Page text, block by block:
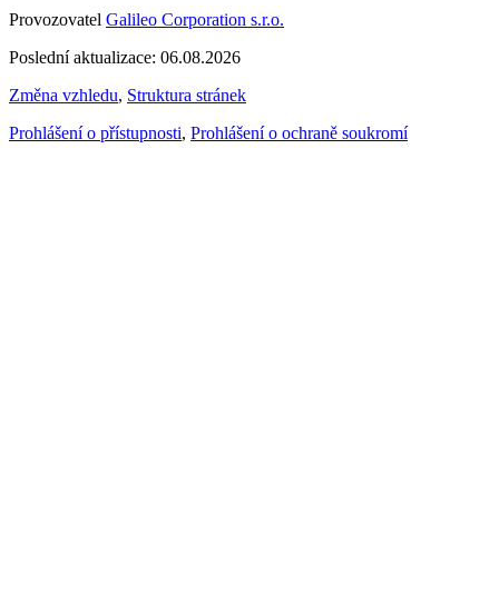
Provozovatel Galileo Corporation s.r.o.
Poslední aktualizace: 06.08.2026
Změna vzhledu, Struktura stránek
Prohlášení o přístupnosti, Prohlášení o ochraně soukromí